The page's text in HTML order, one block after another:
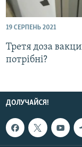
19 СЕРПЕНЬ 2021
Третя доза
потрібні?
ДОЛУЧАЙСЯ!